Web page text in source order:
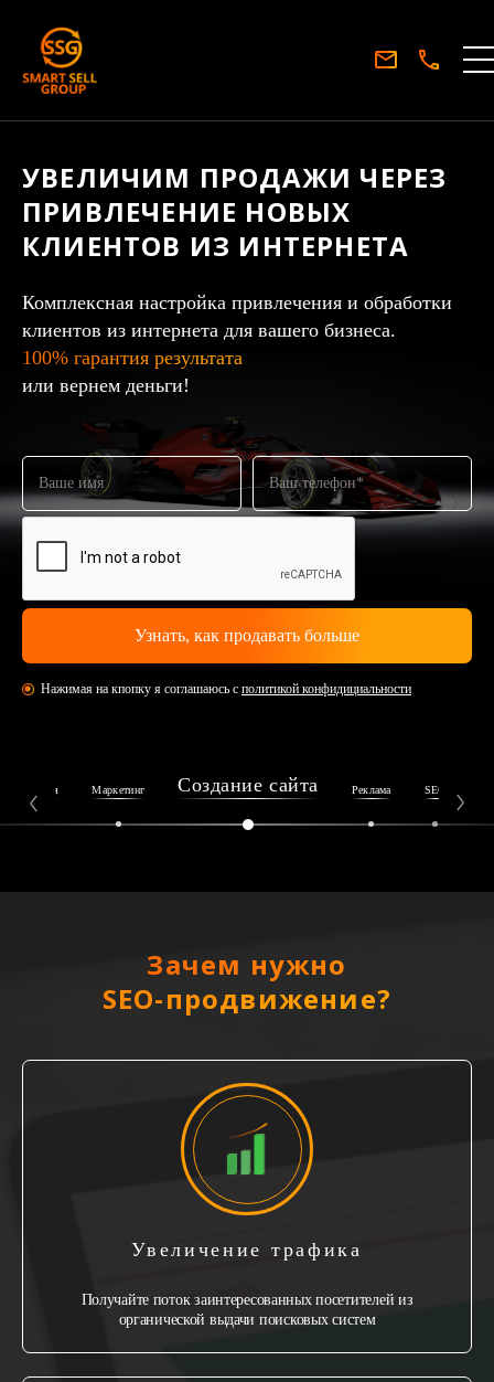
УВЕЛИЧИМ ПРОДАЖИ ЧЕРЕЗ
ПРИВЛЕЧЕНИЕ НОВЫХ
КЛИЕНТОВ ИЗ ИНТЕРНЕТА
Комплексная настройка привлечения и обработки
клиентов из интернета для вашего бизнеса.
100% гарантия результата
или вернем деньги!
Нажимая на кпопку я соглашаюсь с политикой конфидициальности
Репутация Маркетинг Создание сайта Реклама SEO
Зачем нужно
SEO-продвижение?
Увеличение трафика
Получайте поток заинтересованных посетителей из
органической выдачи поисковых систем